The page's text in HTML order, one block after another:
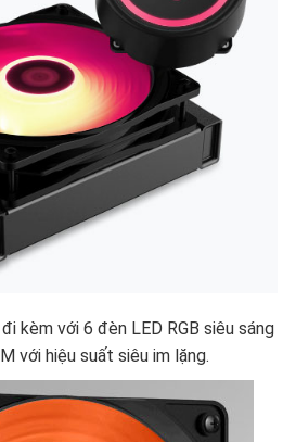
kèm với 6 đèn LED RGB siêu sáng
với hiệu suất siêu im lặng.